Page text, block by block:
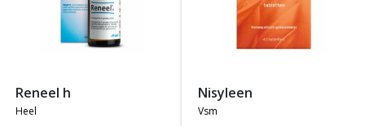
reneel h
heel
nisyleen
vsm